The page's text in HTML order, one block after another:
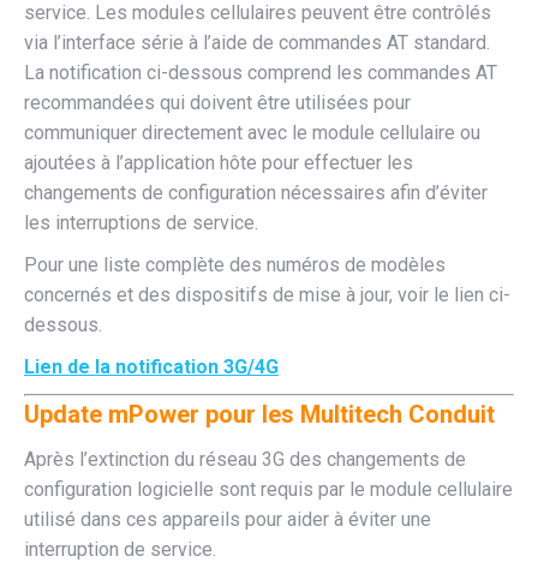
service. Les modules cellulaires peuvent être contrôlés
via l’interface série à l’aide de commandes AT standard.
La notification ci-dessous comprend les commandes AT
recommandées qui doivent être utilisées pour
communiquer directement avec le module cellulaire ou
ajoutées à l’application hôte pour effectuer les
changements de configuration nécessaires afin d’éviter
les interruptions de service.
Pour une liste complète des numéros de modèles
concernés et des dispositifs de mise à jour, voir le lien ci-
dessous.
Lien de la notification 3G/4G
Update mPower pour les Multitech Conduit
Après l’extinction du réseau 3G des changements de
configuration logicielle sont requis par le module cellulaire
utilisé dans ces appareils pour aider à éviter une
interruption de service.